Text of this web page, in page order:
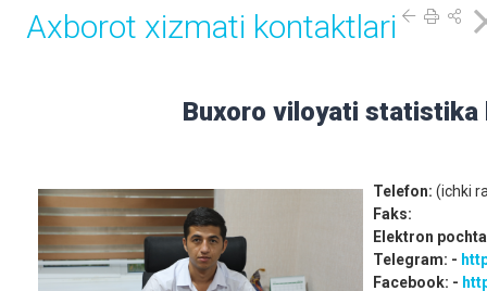
Axborot xizmati kontaktlari
Buxoro viloyati statistika
Telefon: (ichki
Faks:
Elektron
Telegram: -
Facebook: -